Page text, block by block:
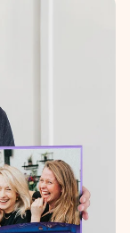
– mit
von
perfekten